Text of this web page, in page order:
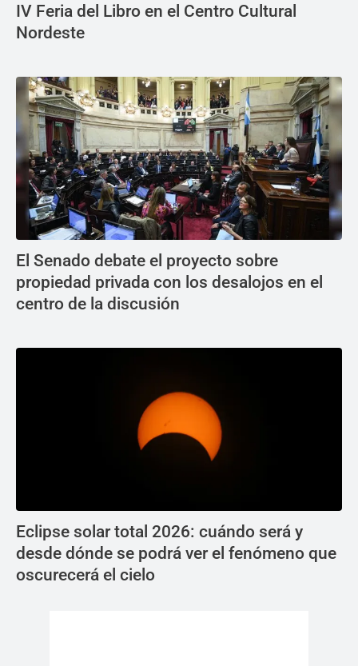
IV Feria del Libro en el Centro Cultural
Nordeste
El Senado debate el proyecto sobre
propiedad privada con los desalojos en el
centro de la discusión
Eclipse solar total 2026: cuándo será y
desde dónde se podrá ver el fenómeno que
oscurecerá el cielo